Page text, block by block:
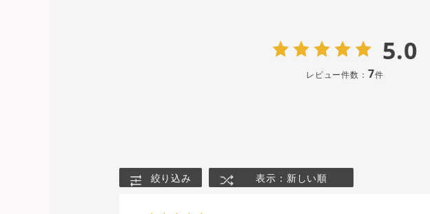
5.0
レビュー件数： 7件
絞り込み 表示：新しい順